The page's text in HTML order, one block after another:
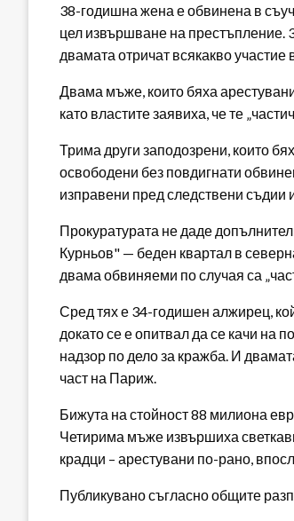
38-годишна жена е обвинена в
цел извършване на престъпление.
двамата отричат всякакво
Двама мъже, които бяха
като властите заявиха, че те
Трима други заподозрени, които
освободени без повдигнати
изправени пред следствени съдии
Прокуратурата не даде
Курньов" — беден квартал в
двама обвиняеми по случая са
Сред тях е 34-годишен алжирец,
докато се е опитвал да се качи на
надзор по дело за кражба. И
част на Париж.
Бижута на стойност 88 милиона
Четирима мъже извършиха
крадци – арестувани по-рано,
Публикувано съгласно общите